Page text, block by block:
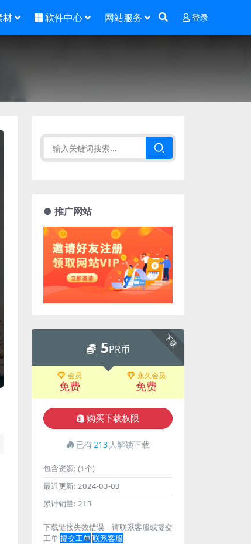
材 软件中心 网站服务 登录
● 推广网站
下载
5PR币
会员
免费
永久会员
免费
购买下载权限
已有213 人解锁下载
包含资源: (1个)
最近更新: 2024-03-03
累计销量: 213
下载链接失效错误，请联系客服或提交
工单提交工单联系客服